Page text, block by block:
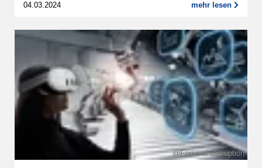
04.03.2024 mehr lesen
@Force of Disruption